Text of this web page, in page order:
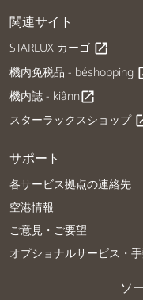
関連サイト
STARLUX カーゴ open_in_new
機内免税品 - béshopping
機内誌 - kiânnopen_in_new
スターラックスショップ
サポート
各サービス拠点の連絡先
空港情報
ご意見・ご要望
オプショナルサービス・
ソ